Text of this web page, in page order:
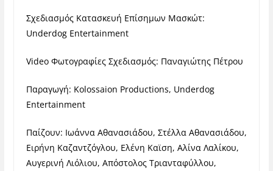
Σχεδιασμός Κατασκευή Επίσημων Μασκώτ:
Underdog Entertainment
Video Φωτογραφίες Σχεδιασμός: Παναγιώτης Πέτρου
Παραγωγή: Kolossaion Productions, Underdog
Entertainment
Παίζουν: Ιωάννα Αθανασιάδου, Στέλλα Αθανασιάδου,
Ειρήνη Καζαντζόγλου, Ελένη Καϊση, Αλίνα Λαλίκου,
Αυγερινή Λιόλιου, Απόστολος Τριανταφύλλου,